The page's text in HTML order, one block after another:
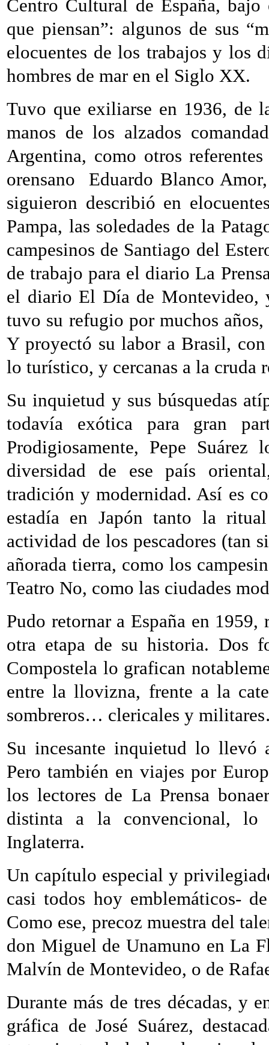
Centro Cultural de España,
que piensan”: algunos de sus
elocuentes de los trabajos y los
hombres de mar en el Siglo XX.
Tuvo que exiliarse en 1936, de
manos de los alzados
Argentina, como otros
orensano Eduardo Blanco
siguieron describió en
Pampa, las soledades de la
campesinos de Santiago del
de trabajo para el diario La
el diario El Día de Montevideo,
tuvo su refugio por muchos
Y proyectó su labor a Brasil,
lo turístico, y cercanas a la cruda
Su inquietud y sus búsquedas
todavía exótica para gran
Prodigiosamente, Pepe
diversidad de ese país
tradición y modernidad. Así es
estadía en Japón tanto la
actividad de los pescadores (tan
añorada tierra, como los
Teatro No, como las ciudades
Pudo retornar a España en
otra etapa de su historia. Dos
Compostela lo grafican
entre la llovizna, frente a la
sombreros… clericales y
Su incesante inquietud lo llevó
Pero también en viajes por
los lectores de La Prensa
distinta a la convencional, lo
Inglaterra.
Un capítulo especial y
casi todos hoy emblemáticos-
Como ese, precoz muestra del
don Miguel de Unamuno en La
Malvín de Montevideo, o de
Durante más de tres décadas, y
gráfica de José Suárez,